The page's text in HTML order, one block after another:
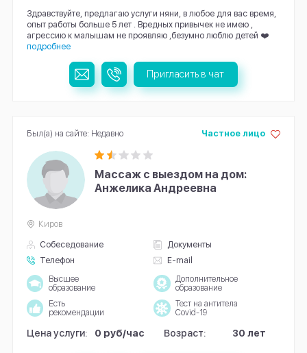
Здравствуйте, предлагаю услуги няни, в любое для вас время,
опыт работы больше 5 лет . Вредных привычек не имею ,
агрессию к малышам не проявляю ,безумно люблю детей ❤️
подробнее
Пригласить в чат
Массаж с выездом на дом:
Анжелика Андреевна
Собеседование
Документы
Телефон
E-mail
Частное лицо
Киров
Высшее
образование
Дополнительное
образование
Есть
рекомендации
Тест на антитела
Covid-19
Цена услуги: 0 руб/час Возраст: 30 лет
Был(а) на сайте: Недавно